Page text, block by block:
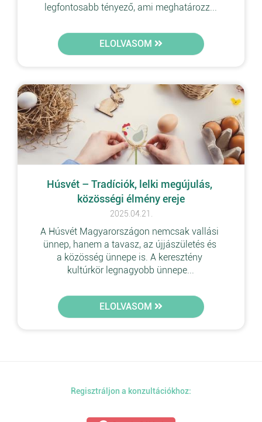
legfontosabb tényező, ami meghatározz...
ELOLVASOM
Húsvét – Tradíciók, lelki megújulás,
közösségi élmény ereje
2025.04.21.
A Húsvét Magyarországon nemcsak vallási
ünnep, hanem a tavasz, az újjászületés és
a közösség ünnepe is. A keresztény
kultúrkör legnagyobb ünnepe...
ELOLVASOM
Regisztráljon a konzultációkhoz: